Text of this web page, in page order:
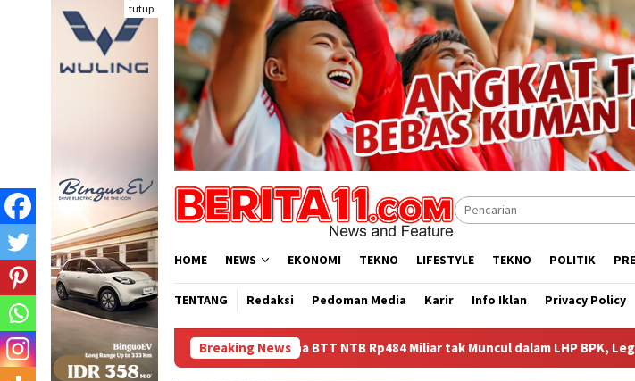
tutup
HOME NEWS EKONOMI TEKNO LIFESTYLE TEKNO POLITIK
TENTANG Redaksi Pedoman Media Karir Info Iklan Privacy Policy
Breaking News
Dana BTT NTB Rp484 Miliar tak Muncul dalam LHP BPK, Legislator PDI Perjuangan Desak